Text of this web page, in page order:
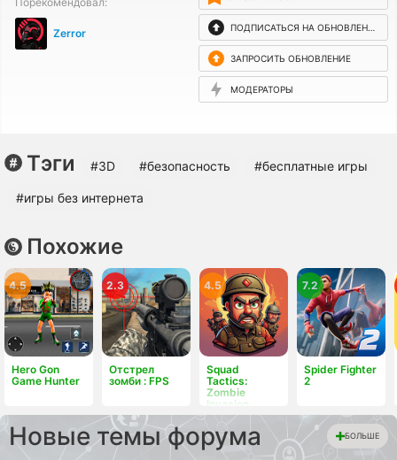
Zеrror ПОДПИСАТЬСЯ НА ОБНОВЛЕНИЯ
ЗАПРОСИТЬ ОБНОВЛЕНИЕ
МОДЕРАТОРЫ
Тэги #3D #безопасность #бесплатные игры
#игры без интернета
Похожие
Hero Gon
Game Hunter
4.5
Отстрел
зомби : FPS
2.3
Squad
Tactics:
Zombie
Invasion
4.5
Spider Fighter
2
7.2
Новые темы форума БОЛЬШЕ